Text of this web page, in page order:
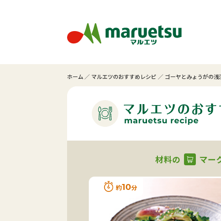
ホーム マルエツのおすすめレシピ ゴーヤとみょうがの浅
材料の マー
約10分